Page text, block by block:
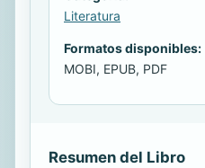
Literatura
Formatos disponibles:
MOBI, EPUB, PDF
Resumen del Libro